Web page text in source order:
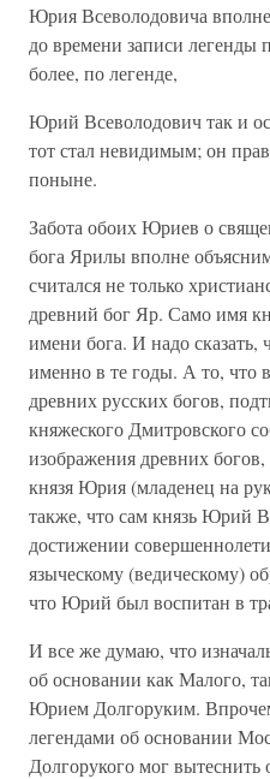
Юрия Всеволодовича
до времени записи легенды
более, по легенде,
Юрий Всеволодович так и
тот стал невидимым; он
поныне.
Забота обоих Юриев о
бога Ярилы вполне
считался не только
древний бог Яр. Само имя
имени бога. И надо
именно в те годы. А то, что
древних русских богов,
княжеского Дмитровского
изображения древних
князя Юрия (младенец на
также, что сам князь Юрий
достижении
языческому (ведическому)
что Юрий был воспитан в
И все же думаю, что
об основании как Малого,
Юрием Долгоруким.
легендами об основании
Долгорукого мог вытеснить